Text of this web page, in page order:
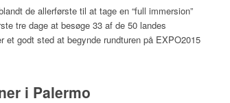
de allerførste til at tage en “full immersion”
tre dage at besøge 33 af de 50 landes
et godt sted at begynde rundturen på EXPO2015
i Palermo